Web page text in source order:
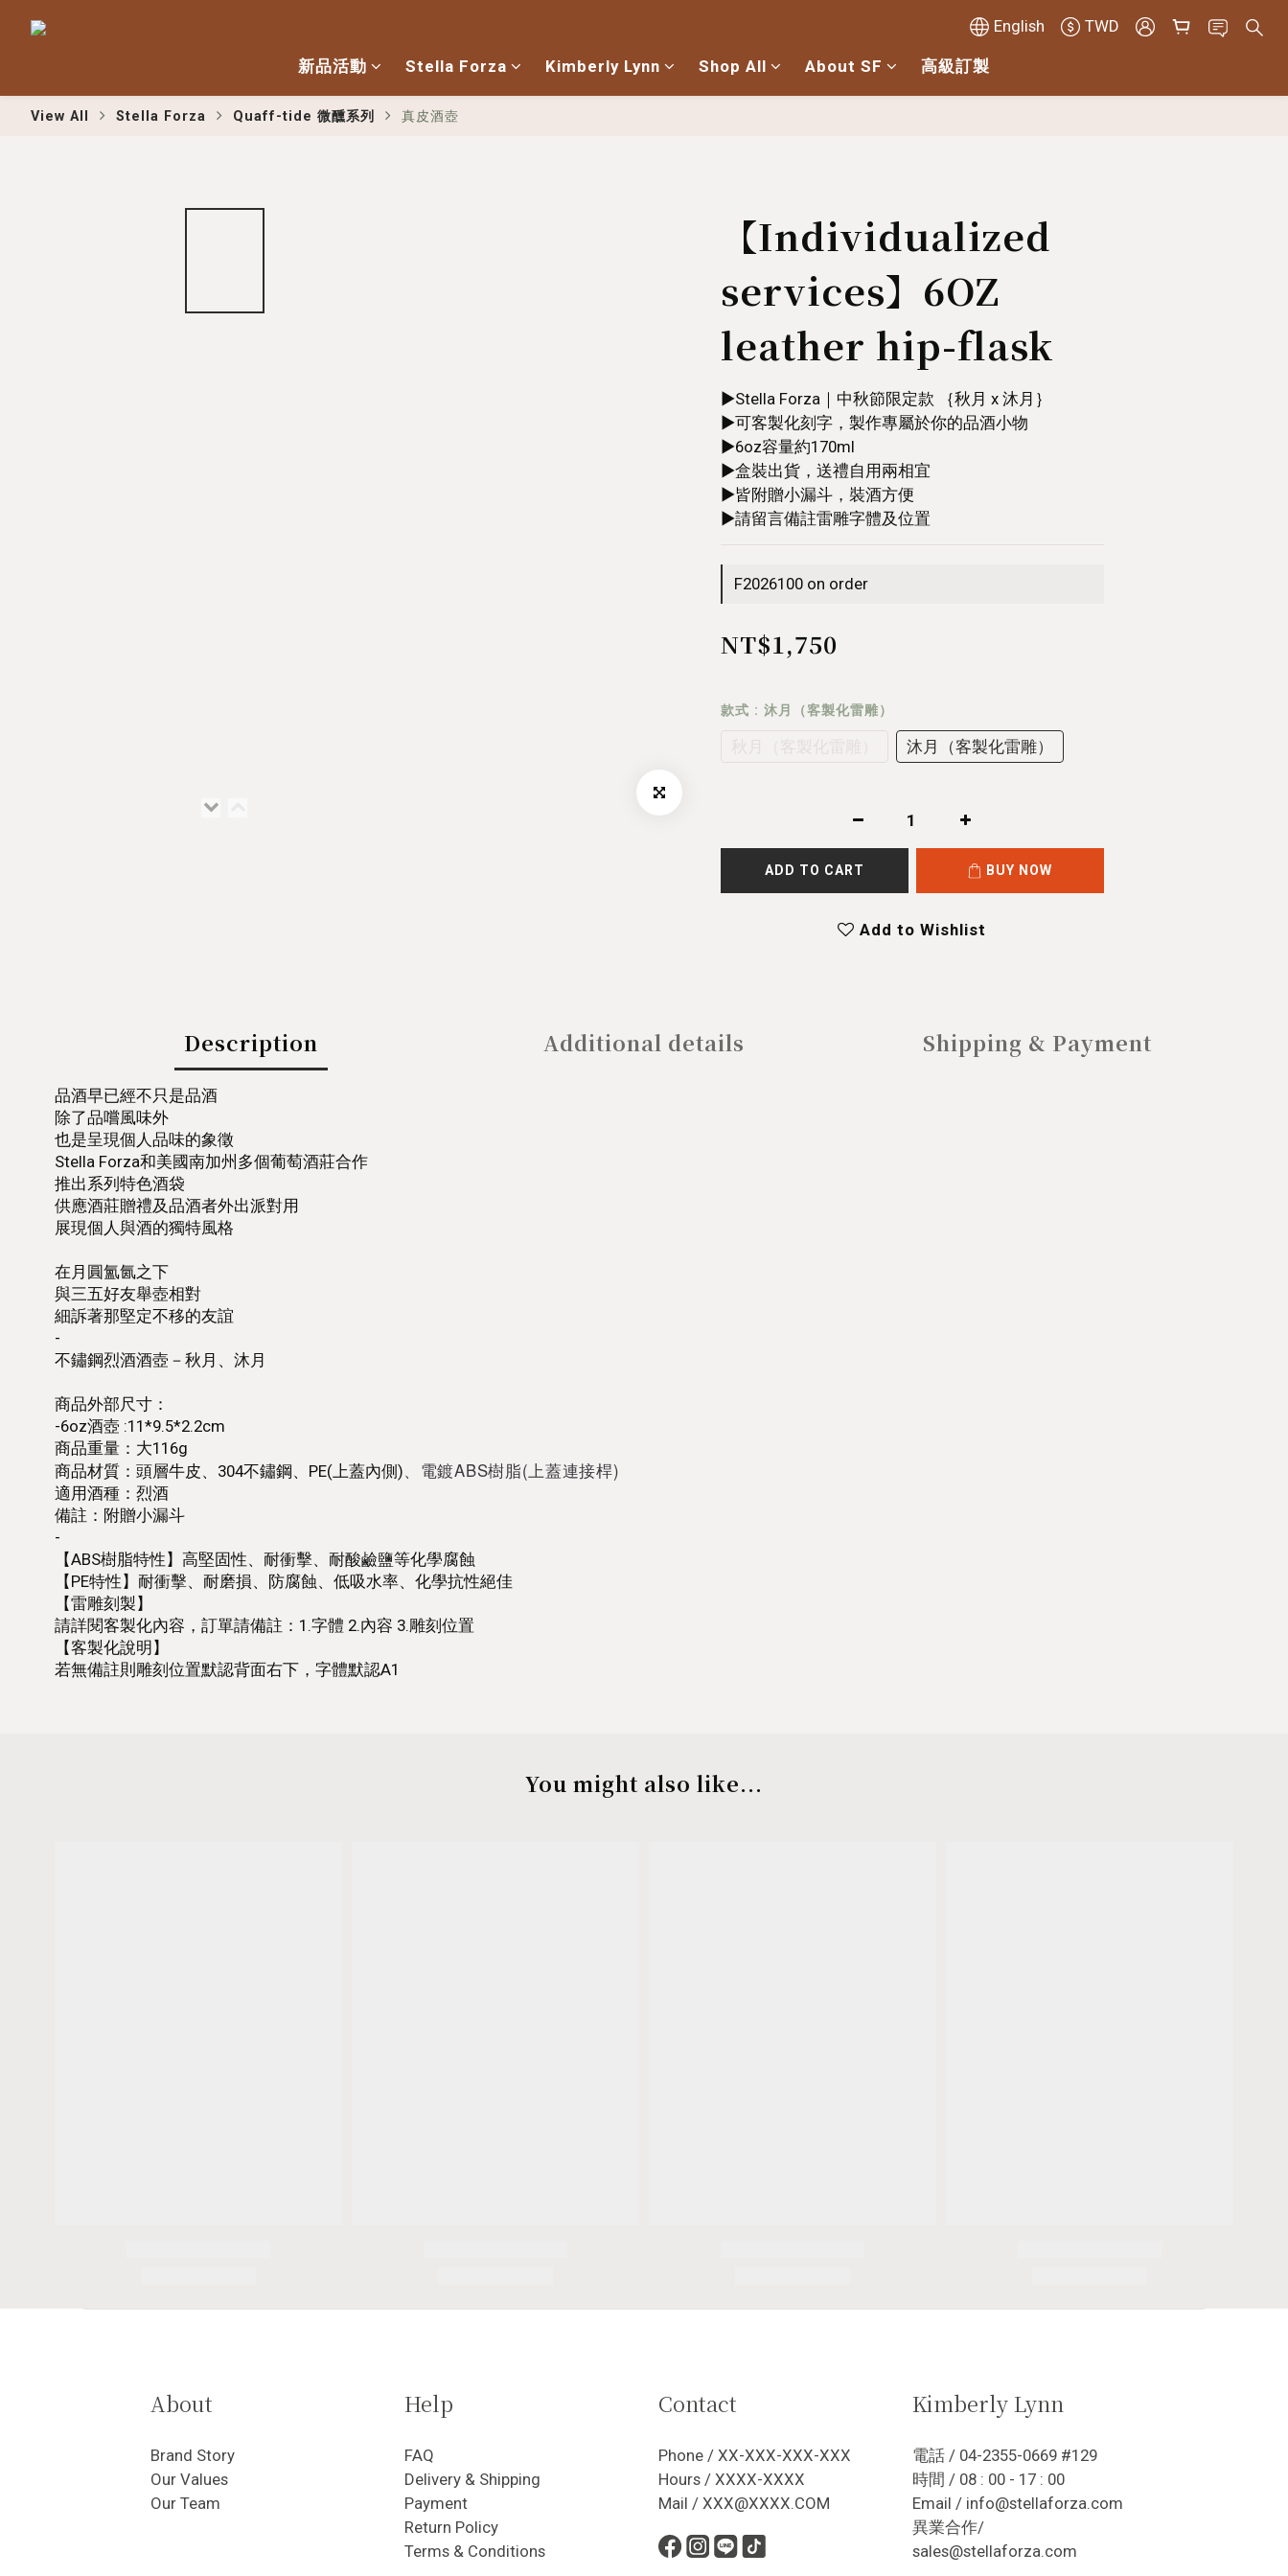
English TWD
新品活動 Stella Forza Kimberly Lynn Shop All About SF 高級訂製
View All Stella Forza Quaff-tide 微醺系列 真皮酒壺
【Individualized
services】6OZ
leather hip-flask
▶︎Stella Forza｜中秋節限定款 ｛秋月 x 沐月｝
▶︎可客製化刻字，製作專屬於你的品酒小物
▶︎6oz容量約170ml
▶︎盒裝出貨，送禮自用兩相宜
▶︎皆附贈小漏斗，裝酒方便
▶︎請留言備註雷雕字體及位置
F2026100 on order
NT$1,750
款式 : 沐月（客製化雷雕）
沐月（客製化雷雕）
ADD TO CART BUY NOW
Add to Wishlist
Description Additional details Shipping & Payment
品酒早已經不只是品酒
除了品嚐風味外
也是呈現個人品味的象徵
Stella Forza和美國南加州多個葡萄酒莊合作
推出系列特色酒袋
供應酒莊贈禮及品酒者外出派對用
展現個人與酒的獨特風格
在月圓氳氤之下
與三五好友舉壺相對
細訴著那堅定不移的友誼
-
不鏽鋼烈酒酒壺－秋月、沐月
商品外部尺寸：
-6oz酒壺 :11*9.5*2.2cm
商品重量：大116g
商品材質：頭層牛皮、304不鏽鋼、PE(上蓋內側)、 電鍍ABS樹脂(上蓋連接桿)
適用酒種：烈酒
備註：附贈小漏斗
-
【ABS樹脂特性】高堅固性、耐衝擊、耐酸鹼鹽等化學腐蝕
【PE特性】耐衝擊、耐磨損、防腐蝕、低吸水率、化學抗性絕佳
【雷雕刻製】
請詳閱客製化內容，訂單請備註：1.字體 2.內容 3.雕刻位置
【客製化說明】
若無備註則雕刻位置默認背面右下，字體默認A1
You might also like...
About
Brand Story
Our Values
Our Team
Help
FAQ
Delivery & Shipping
Payment
Return Policy
Terms & Conditions
Contact
Phone / XX-XXX-XXX-XXX
Hours / XXXX-XXXX
Mail / XXX@XXXX.COM
Kimberly Lynn
電話 / 04-2355-0669 #129
時間 / 08 : 00 - 17 : 00
Email / info@stellaforza.com
異業合作/
sales@stellaforza.com